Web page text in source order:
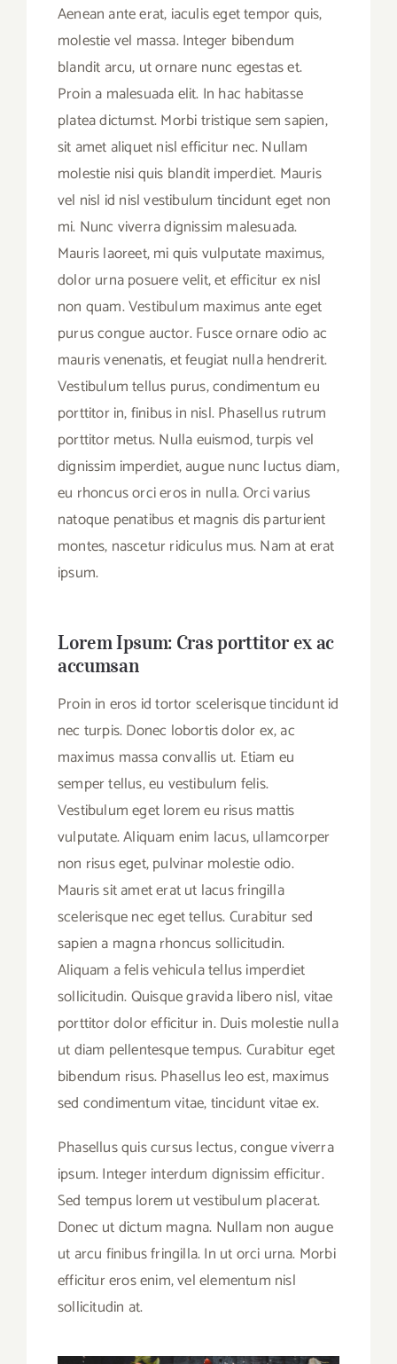
Aenean ante erat, iaculis eget tempor quis,
molestie vel massa. Integer bibendum
blandit arcu, ut ornare nunc egestas et.
Proin a malesuada elit. In hac habitasse
platea dictumst. Morbi tristique sem sapien,
sit amet aliquet nisl efficitur nec. Nullam
molestie nisi quis blandit imperdiet. Mauris
vel nisl id nisl vestibulum tincidunt eget non
mi. Nunc viverra dignissim malesuada.
Mauris laoreet, mi quis vulputate maximus,
dolor urna posuere velit, et efficitur ex nisl
non quam. Vestibulum maximus ante eget
purus congue auctor. Fusce ornare odio ac
mauris venenatis, et feugiat nulla hendrerit.
Vestibulum tellus purus, condimentum eu
porttitor in, finibus in nisl. Phasellus rutrum
porttitor metus. Nulla euismod, turpis vel
dignissim imperdiet, augue nunc luctus diam,
eu rhoncus orci eros in nulla. Orci varius
natoque penatibus et magnis dis parturient
montes, nascetur ridiculus mus. Nam at erat
ipsum.
Lorem Ipsum: Cras porttitor ex ac
accumsan
Proin in eros id tortor scelerisque tincidunt id
nec turpis. Donec lobortis dolor ex, ac
maximus massa convallis ut. Etiam eu
semper tellus, eu vestibulum felis.
Vestibulum eget lorem eu risus mattis
vulputate. Aliquam enim lacus, ullamcorper
non risus eget, pulvinar molestie odio.
Mauris sit amet erat ut lacus fringilla
scelerisque nec eget tellus. Curabitur sed
sapien a magna rhoncus sollicitudin.
Aliquam a felis vehicula tellus imperdiet
sollicitudin. Quisque gravida libero nisl, vitae
porttitor dolor efficitur in. Duis molestie nulla
ut diam pellentesque tempus. Curabitur eget
bibendum risus. Phasellus leo est, maximus
sed condimentum vitae, tincidunt vitae ex.
Phasellus quis cursus lectus, congue viverra
ipsum. Integer interdum dignissim efficitur.
Sed tempus lorem ut vestibulum placerat.
Donec ut dictum magna. Nullam non augue
ut arcu finibus fringilla. In ut orci urna. Morbi
efficitur eros enim, vel elementum nisl
sollicitudin at.